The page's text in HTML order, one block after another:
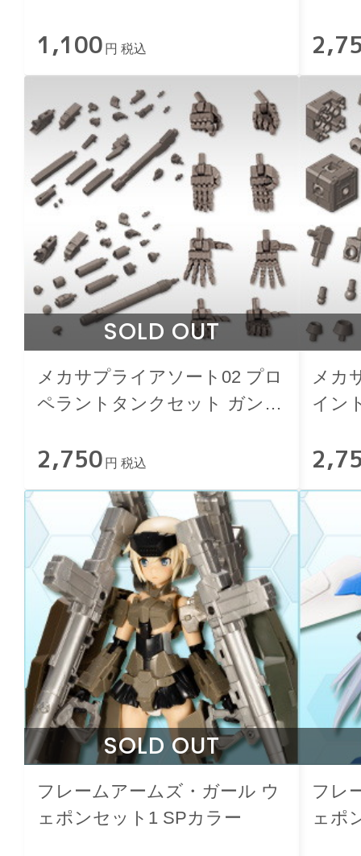
1,100 円 税込
SOLD OUT
メカサプライアソート02 プロ
ペラントタンクセット ガンメ
2,750 円 税込
メカ
イン
SOLD OUT
フレームアームズ・ガール ウ
ェポンセット1 SPカラー
フレ
ェポ